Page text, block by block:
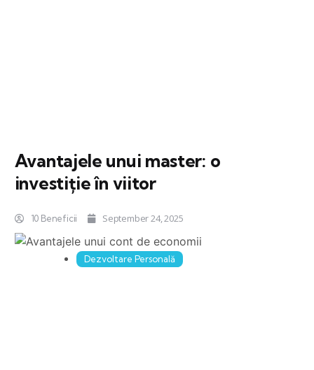
Avantajele unui master: o
investiție în viitor
10 Beneficii September 24, 2025
Dezvoltare Personală